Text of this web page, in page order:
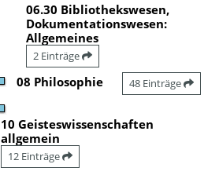
06.30 Bibliothekswesen,
Dokumentationswesen:
Allgemeines
2 Einträge
08 Philosophie 48 Einträge
10 Geisteswissenschaften
allgemein
12 Einträge